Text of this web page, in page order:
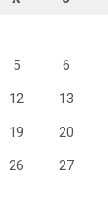
5 6
12 13
19 20
26 27